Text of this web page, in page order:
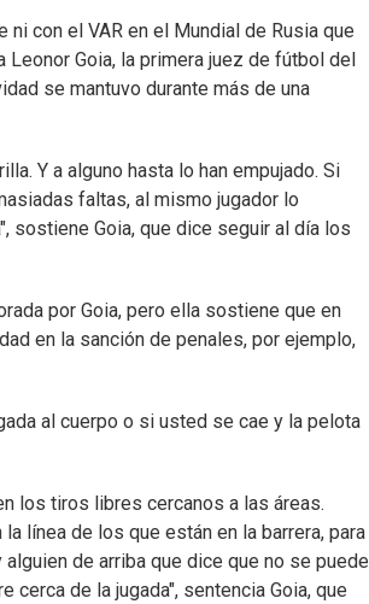
con el VAR en el Mundial de Rusia que
Goia, la primera juez de fútbol del
se mantuvo durante más de una
Y a alguno hasta lo han empujado. Si
faltas, al mismo jugador lo
sostiene Goia, que dice seguir al día los
por Goia, pero ella sostiene que en
en la sanción de penales, por ejemplo,
al cuerpo o si usted se cae y la pelota
los tiros libres cercanos a las áreas.
línea de los que están en la barrera, para
de arriba que dice que no se puede
cerca de la jugada", sentencia Goia, que